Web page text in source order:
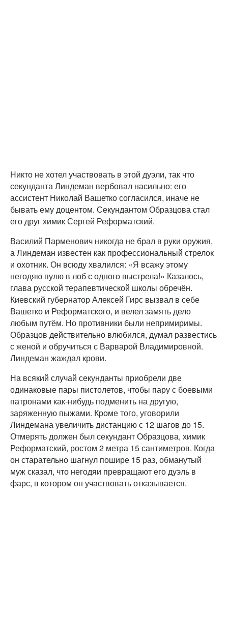
Никто не хотел участвовать в этой дуэли, так что
секунданта Линдеман вербовал насильно: его
ассистент Николай Вашетко согласился, иначе не
бывать ему доцентом. Секундантом Образцова стал
его друг химик Сергей Реформатский.
Василий Парменович никогда не брал в руки оружия,
а Линдеман известен как профессиональный стрелок
и охотник. Он всюду хвалился: «Я всажу этому
негодяю пулю в лоб с одного выстрела!» Казалось,
глава русской терапевтической школы обречён.
Киевский губернатор Алексей Гирс вызвал в себе
Вашетко и Реформатского, и велел замять дело
любым путём. Но противники были непримиримы.
Образцов действительно влюбился, думал развестись
с женой и обручиться с Варварой Владимировной.
Линдеман жаждал крови.
На всякий случай секунданты приобрели две
одинаковые пары пистолетов, чтобы пару с боевыми
патронами как-нибудь подменить на другую,
заряженную пыжами. Кроме того, уговорили
Линдемана увеличить дистанцию с 12 шагов до 15.
Отмерять должен был секундант Образцова, химик
Реформатский, ростом 2 метра 15 сантиметров. Когда
он старательно шагнул пошире 15 раз, обманутый
муж сказал, что негодяи превращают его дуэль в
фарс, в котором он участвовать отказывается.